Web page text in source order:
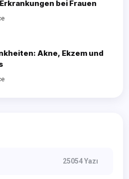
bei Frauen
Akne, Ekzem und
25054 Yazı